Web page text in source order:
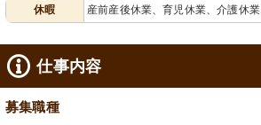
休暇 産前産後休業、育児休業、介護休業
仕事内容
募集職種